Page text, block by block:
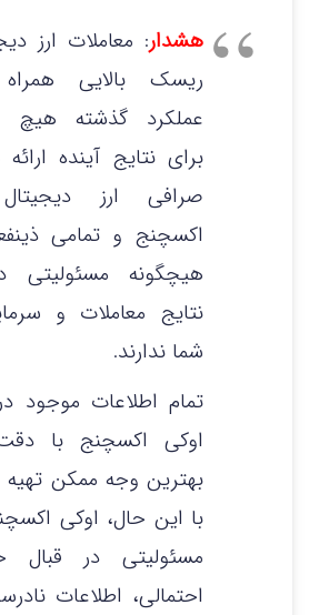
هشدار: معاملات ارز
ریسک بالایی
عملکرد گذشته هیچ
برای نتایج آینده
صرافی ارز
اکسچنج و تمامی
هیچگونه مسئولیتی
نتایج معاملات و
شما ندارند.
تمام اطلاعات موجود
اوکی اکسچنج با
بهترین وجه ممکن تهیه
با این حال، اوکی
مسئولیتی در قبال
احتمالی، اطلاعات